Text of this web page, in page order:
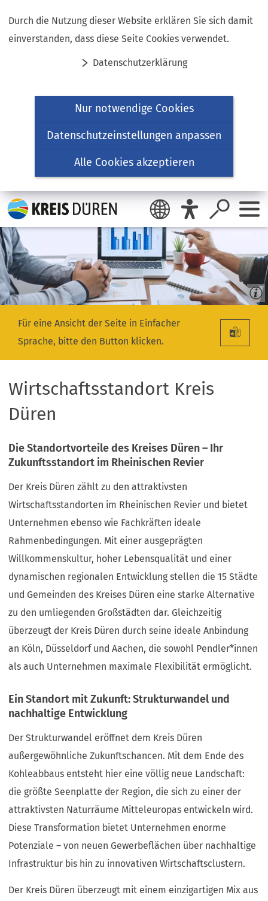
Durch die Nutzung dieser Website erklären Sie sich damit
einverstanden, dass diese Seite Cookies verwendet.
Datenschutzerklärung
Nur notwendige Cookies
Datenschutzeinstellungen anpassen
Alle Cookies akzeptieren
Inhalt anspringen
Für eine Ansicht der Seite in Einfacher
Sprache, bitte den Button klicken.
Wirtschaftsstandort Kreis
Düren
Die Standortvorteile des Kreises Düren – Ihr
Zukunftsstandort im Rheinischen Revier
Der Kreis Düren zählt zu den attraktivsten
Wirtschaftsstandorten im Rheinischen Revier und bietet
Unternehmen ebenso wie Fachkräften ideale
Rahmenbedingungen. Mit einer ausgeprägten
Willkommenskultur, hoher Lebensqualität und einer
dynamischen regionalen Entwicklung stellen die 15 Städte
und Gemeinden des Kreises Düren eine starke Alternative
zu den umliegenden Großstädten dar. Gleichzeitig
überzeugt der Kreis Düren durch seine ideale Anbindung
an Köln, Düsseldorf und Aachen, die sowohl Pendler*innen
als auch Unternehmen maximale Flexibilität ermöglicht.
Ein Standort mit Zukunft: Strukturwandel und
nachhaltige Entwicklung
Der Strukturwandel eröffnet dem Kreis Düren
außergewöhnliche Zukunftschancen. Mit dem Ende des
Kohleabbaus entsteht hier eine völlig neue Landschaft:
die größte Seenplatte der Region, die sich zu einer der
attraktivsten Naturräume Mitteleuropas entwickeln wird.
Diese Transformation bietet Unternehmen enorme
Potenziale – von neuen Gewerbeflächen über nachhaltige
Infrastruktur bis hin zu innovativen Wirtschaftsclustern.
Der Kreis Düren überzeugt mit einem einzigartigen Mix aus